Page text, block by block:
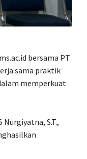
bersama PT
sama praktik
memperkuat
S.T.,